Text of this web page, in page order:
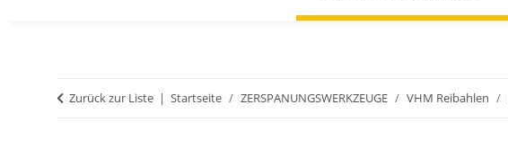
Zurück zur Liste Startseite ZERSPANUNGSWERKZEUGE VHM Reibahlen